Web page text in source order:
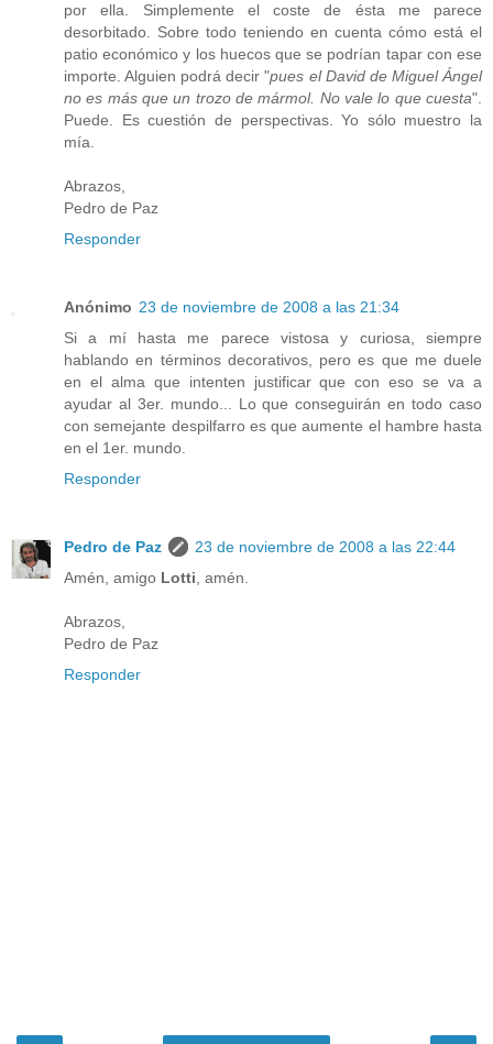
por ella. Simplemente el coste de ésta me parece
desorbitado. Sobre todo teniendo en cuenta cómo está el
patio económico y los huecos que se podrían tapar con ese
importe. Alguien podrá decir "pues el David de Miguel Ángel
no es más que un trozo de mármol. No vale lo que cuesta".
Puede. Es cuestión de perspectivas. Yo sólo muestro la
mía.
Abrazos,
Pedro de Paz
Responder
Anónimo 23 de noviembre de 2008 a las 21:34
Si a mí hasta me parece vistosa y curiosa, siempre
hablando en términos decorativos, pero es que me duele
en el alma que intenten justificar que con eso se va a
ayudar al 3er. mundo... Lo que conseguirán en todo caso
con semejante despilfarro es que aumente el hambre hasta
en el 1er. mundo.
Responder
Pedro de Paz
23 de noviembre de 2008 a las 22:44
Amén, amigo Lotti , amén.
Abrazos,
Pedro de Paz
Responder